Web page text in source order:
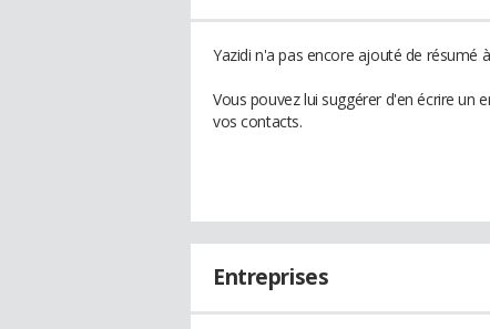
Yazidi n'a pas encore ajouté de résumé
Vous pouvez lui suggérer d'en écrire un
vos contacts.
Entreprises